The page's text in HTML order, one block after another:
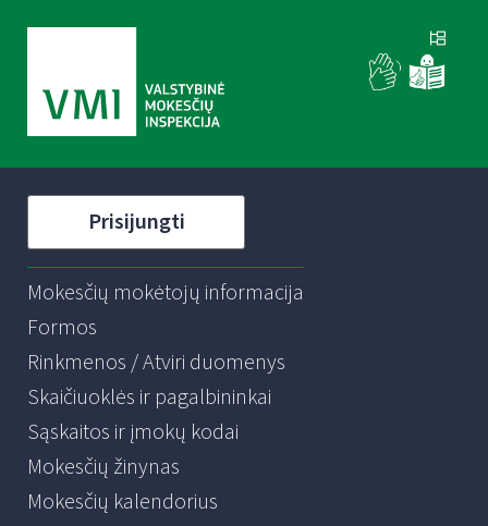
Prisijungti
Mokesčių mokėtojų informacija
Formos
Rinkmenos / Atviri duomenys
Skaičiuoklės ir pagalbininkai
Sąskaitos ir įmokų kodai
Mokesčių žinynas
Mokesčių kalendorius